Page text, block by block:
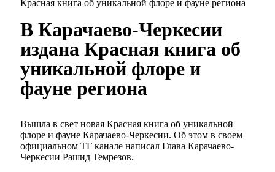
Красная книга об уникальной флоре и фауне региона
В Карачаево-Черкесии
издана Красная книга об
уникальной флоре и
фауне региона
Вышла в свет новая Красная книга об уникальной
флоре и фауне Карачаево-Черкесии. Об этом в своем
официальном ТГ канале написал Глава Карачаево-
Черкесии Рашид Темрезов.